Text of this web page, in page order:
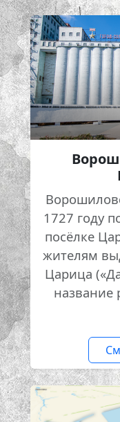
1727 году
посёлке
жителям
Царица
название